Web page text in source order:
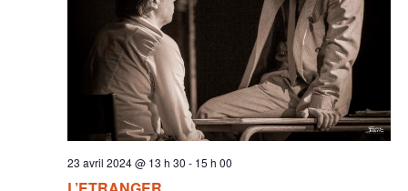
23 avril 2024 @ 13 h 30 - 15 h 00